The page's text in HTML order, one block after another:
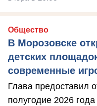
Общество
В Морозовске
детских
современные
Глава предоставил
полугодие 2026 года